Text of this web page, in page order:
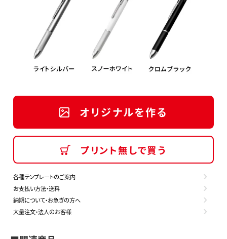
オリジナルを作る
プリント無しで買う
各種テンプレートのご案内
お支払い方法・送料
納期について・お急ぎの方へ
大量注文・法人のお客様